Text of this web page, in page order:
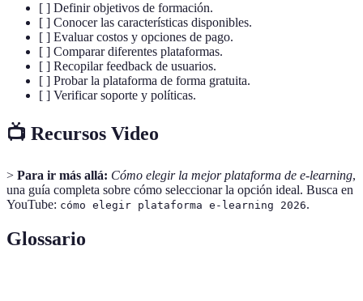
[ ] Definir objetivos de formación.
[ ] Conocer las características disponibles.
[ ] Evaluar costos y opciones de pago.
[ ] Comparar diferentes plataformas.
[ ] Recopilar feedback de usuarios.
[ ] Probar la plataforma de forma gratuita.
[ ] Verificar soporte y políticas.
📺 Recursos Video
> Para ir más allá: Cómo elegir la mejor plataforma de e-learning,
una guía completa sobre cómo seleccionar la opción ideal. Busca en
YouTube: cómo elegir plataforma e-learning 2026.
Glossario